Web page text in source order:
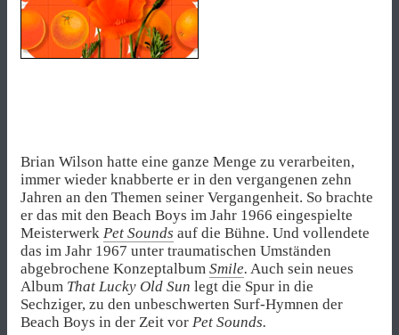
Brian Wilson hatte eine ganze Menge zu verarbeiten,
immer wieder knabberte er in den vergangenen zehn
Jahren an den Themen seiner Vergangenheit. So brachte
er das mit den Beach Boys im Jahr 1966 eingespielte
Meisterwerk Pet Sounds auf die Bühne. Und vollendete
das im Jahr 1967 unter traumatischen Umständen
abgebrochene Konzeptalbum Smile. Auch sein neues
Album That Lucky Old Sun legt die Spur in die
Sechziger, zu den unbeschwerten Surf-Hymnen der
Beach Boys in der Zeit vor Pet Sounds.